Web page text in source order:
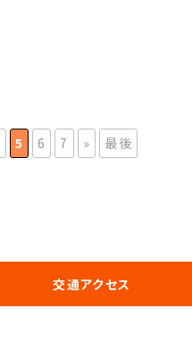
交通アクセス
5 6 7 » 最後